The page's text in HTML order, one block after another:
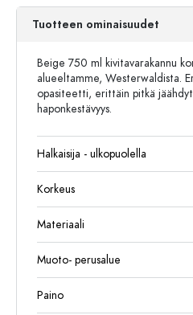
Tuotteen ominaisuudet
Beige 750 ml kivitavarakannu
alueeltamme, Westerwaldista.
opasiteetti, erittäin pitkä
haponkestävyys.
Halkaisija - ulkopuolella
Korkeus
Materiaali
Muoto- perusalue
Paino